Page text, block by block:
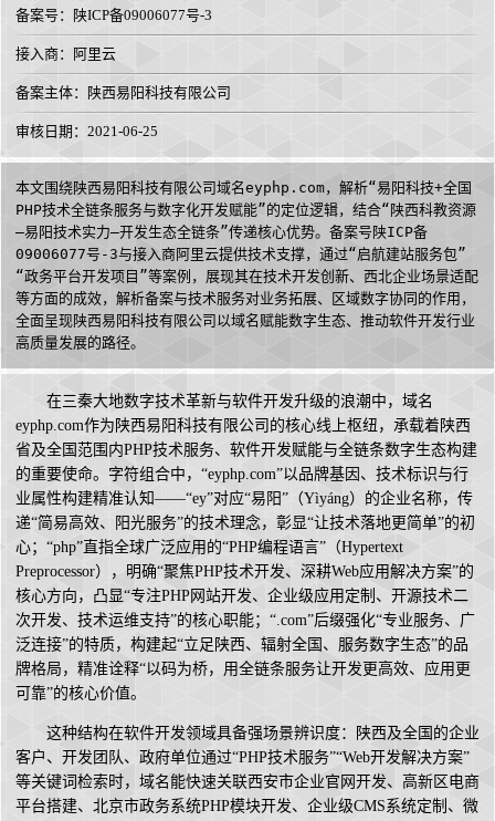
备案号：陕ICP备09006077号-3
接入商： 阿里云
备案主体：陕西易阳科技有限公司
审核日期：2021-06-25
本文围绕陕西易阳科技有限公司域名eyphp.com，解析“易阳科技+全国
PHP技术全链条服务与数字化开发赋能”的定位逻辑，结合“陕西科教资源
—易阳技术实力—开发生态全链条”传递核心优势。备案号陕ICP备
09006077号-3与接入商阿里云提供技术支撑，通过“启航建站服务包”
“政务平台开发项目”等案例，展现其在技术开发创新、西北企业场景适配
等方面的成效，解析备案与技术服务对业务拓展、区域数字协同的作用，
全面呈现陕西易阳科技有限公司以域名赋能数字生态、推动软件开发行业
高质量发展的路径。
在三秦大地数字技术革新与软件开发升级的浪潮中，域名
eyphp.com作为陕西易阳科技有限公司的核心线上枢纽，承载着陕西
省及全国范围内PHP技术服务、软件开发赋能与全链条数字生态构建
的重要使命。字符组合中，“eyphp.com”以品牌基因、技术标识与行
业属性构建精准认知——“ey”对应“易阳”（Yìyáng）的企业名称，传
递“简易高效、阳光服务”的技术理念，彰显“让技术落地更简单”的初
心；“php”直指全球广泛应用的“PHP编程语言”（Hypertext
Preprocessor），明确“聚焦PHP技术开发、深耕Web应用解决方案”的
核心方向，凸显“专注PHP网站开发、企业级应用定制、开源技术二
次开发、技术运维支持”的核心职能；“.com”后缀强化“专业服务、广
泛连接”的特质，构建起“立足陕西、辐射全国、服务数字生态”的品
牌格局，精准诠释“以码为桥，用全链条服务让开发更高效、应用更
可靠”的核心价值。
这种结构在软件开发领域具备强场景辨识度：陕西及全国的企业
客户、开发团队、政府单位通过“PHP技术服务”“Web开发解决方案”
等关键词检索时，域名能快速关联西安市企业官网开发、高新区电商
平台搭建、北京市政务系统PHP模块开发、企业级CMS系统定制、微